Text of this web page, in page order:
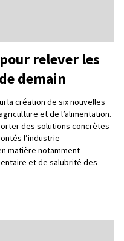
relever les
demain
la création de six nouvelles
et de l’alimentation.
des solutions concrètes
l’industrie
matière notamment
et de salubrité des